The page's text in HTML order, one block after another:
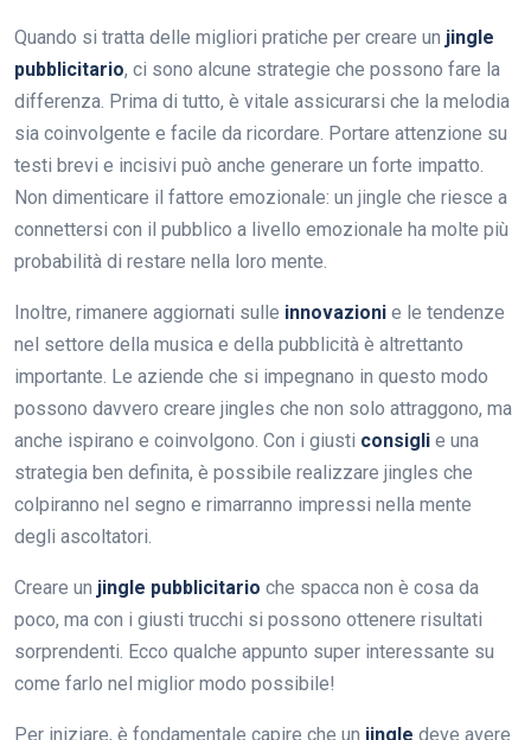
Quando si tratta delle migliori pratiche per creare un jingle
pubblicitario, ci sono alcune strategie che possono fare la
differenza. Prima di tutto, è vitale assicurarsi che la melodia
sia coinvolgente e facile da ricordare. Portare attenzione su
testi brevi e incisivi può anche generare un forte impatto.
Non dimenticare il fattore emozionale: un jingle che riesce a
connettersi con il pubblico a livello emozionale ha molte più
probabilità di restare nella loro mente.
Inoltre, rimanere aggiornati sulle innovazioni e le tendenze
nel settore della musica e della pubblicità è altrettanto
importante. Le aziende che si impegnano in questo modo
possono davvero creare jingles che non solo attraggono, ma
anche ispirano e coinvolgono. Con i giusti consigli e una
strategia ben definita, è possibile realizzare jingles che
colpiranno nel segno e rimarranno impressi nella mente
degli ascoltatori.
Creare un jingle pubblicitario che spacca non è cosa da
poco, ma con i giusti trucchi si possono ottenere risultati
sorprendenti. Ecco qualche appunto super interessante su
come farlo nel miglior modo possibile!
Per iniziare, è fondamentale capire che un jingle deve avere